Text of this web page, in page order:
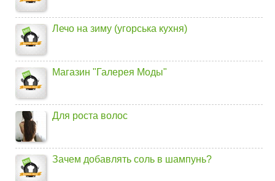
Лечо на зиму (угорська кухня)
Магазин "Галерея Моды"
Для роста волос
Зачем добавлять соль в шампунь?